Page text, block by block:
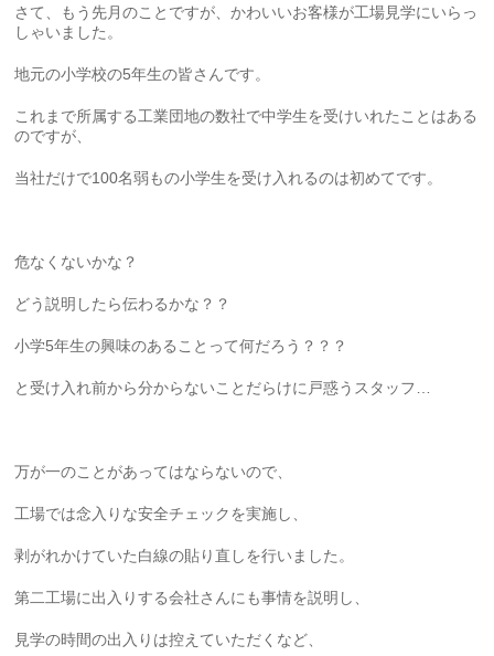
さて、もう先月のことですが、かわいいお客様が工場見学にいらっ
しゃいました。
地元の小学校の5年生の皆さんです。
これまで所属する工業団地の数社で中学生を受けいれたことはある
のですが、
当社だけで100名弱もの小学生を受け入れるのは初めてです。
危なくないかな？
どう説明したら伝わるかな？？
小学5年生の興味のあることって何だろう？？？
と受け入れ前から分からないことだらけに戸惑うスタッフ…
万が一のことがあってはならないので、
工場では念入りな安全チェックを実施し、
剥がれかけていた白線の貼り直しを行いました。
第二工場に出入りする会社さんにも事情を説明し、
見学の時間の出入りは控えていただくなど、